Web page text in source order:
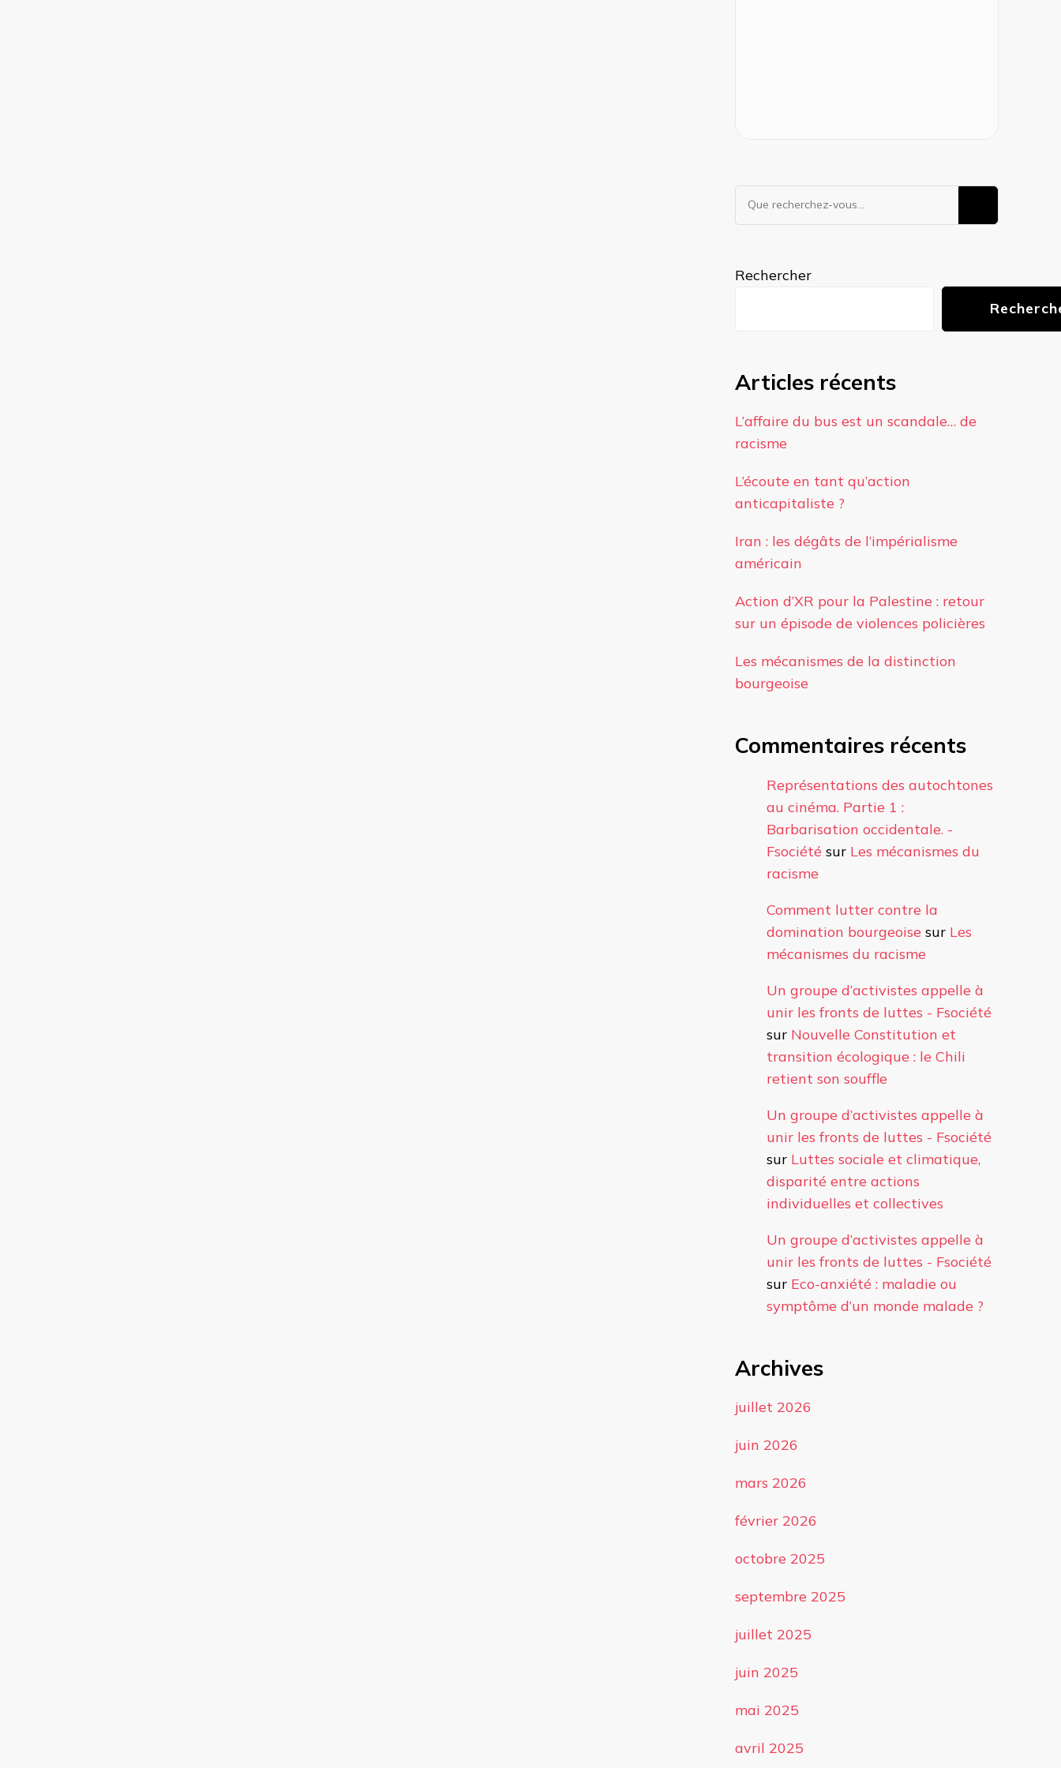
Vous
recherchiez
Rechercher
Articles récents
L’affaire du bus est un scandale… de
racisme
L’écoute en tant qu’action
anticapitaliste ?
Iran : les dégâts de l’impérialisme
américain
Action d’XR pour la Palestine : retour
sur un épisode de violences policières
Les mécanismes de la distinction
bourgeoise
Commentaires récents
Représentations des autochtones
au cinéma. Partie 1 :
Barbarisation occidentale. -
Fsociétésur Les mécanismes du
racisme
Comment lutter contre la
domination bourgeoisesur Les
mécanismes du racisme
Un groupe d’activistes appelle à
unir les fronts de luttes - Fsociété
sur Nouvelle Constitution et
transition écologique : le Chili
retient son souffle
Un groupe d’activistes appelle à
unir les fronts de luttes - Fsociété
sur Luttes sociale et climatique,
disparité entre actions
individuelles et collectives
Un groupe d’activistes appelle à
unir les fronts de luttes - Fsociété
sur Eco-anxiété : maladie ou
symptôme d’un monde malade ?
Archives
juillet 2026
juin 2026
mars 2026
février 2026
octobre 2025
septembre 2025
juillet 2025
juin 2025
mai 2025
avril 2025